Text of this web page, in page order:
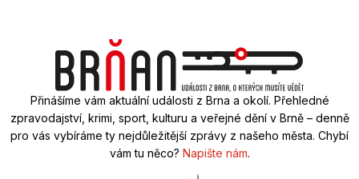
Přinášíme vám aktuální události z Brna a okolí. Přehledné
zpravodajství, krimi, sport, kulturu a veřejné dění v Brně – denně
pro vás vybíráme ty nejdůležitější zprávy z našeho města. Chybí
vám tu něco? Napište nám.